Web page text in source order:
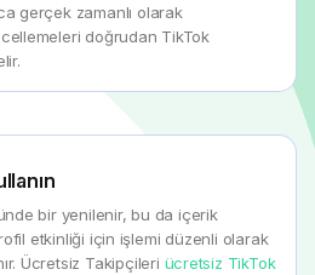
gerçek zamanlı olarak
doğrudan TikTok
bir yenilenir, bu da içerik
etkinliği için işlemi düzenli olarak
Ücretsiz Takipçileri ücretsiz TikTok